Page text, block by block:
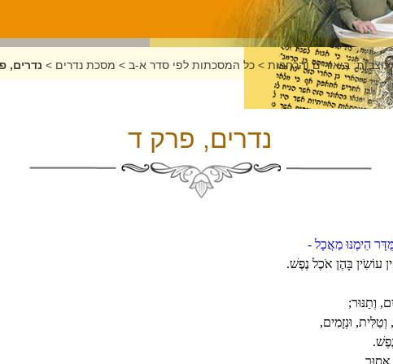
ביאורים והרחבות > כל המסכתות לפי סדר א-ב > מסכת נדרים > נדרים,
נדרים, פרק ד
הֵימֶנּוּ מַאֲכָל -
עוֹשִֹין בָּהֶן אֹכֶל נֶפֶשׁ.
וְתַנּוּר;
וּנְזָמִים,